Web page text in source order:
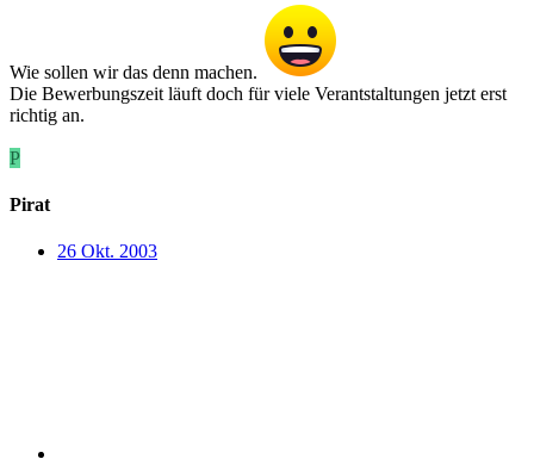
Wie sollen wir das denn machen.
Die Bewerbungszeit läuft doch für viele Verantstaltungen jetzt erst
richtig an.
P
Pirat
26 Okt. 2003